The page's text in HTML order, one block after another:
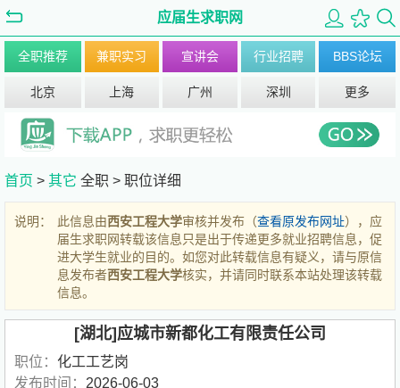
应届生求职网
全职推荐 兼职实习 宣讲会 行业招聘 BBS论坛
北京 上海 广州 深圳 更多
首页 > 其它 全职 > 职位详细
说明： 此信息由西安工程大学审核并发布（查看原发布网址），应
届生求职网转载该信息只是出于传递更多就业招聘信息，促
进大学生就业的目的。如您对此转载信息有疑义，请与原信
息发布者西安工程大学核实，并请同时联系本站处理该转载
信息。
[湖北]应城市新都化工有限责任公司
职位： 化工工艺岗
发布时间： 2026-06-03